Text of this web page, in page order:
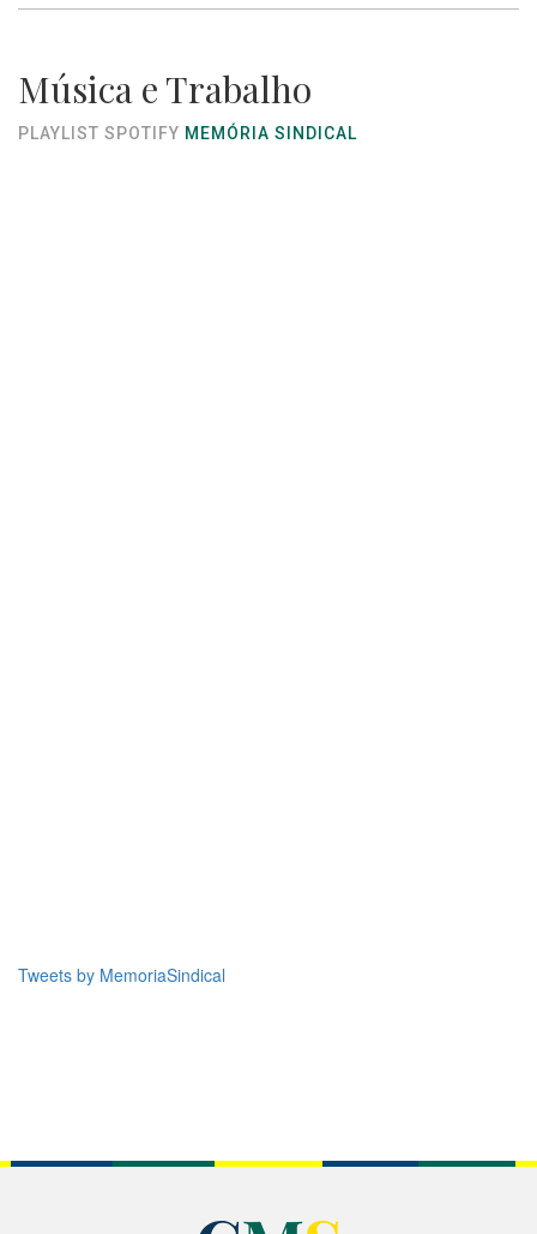
Música e Trabalho
PLAYLIST SPOTIFY MEMÓRIA SINDICAL
Tweets by MemoriaSindical